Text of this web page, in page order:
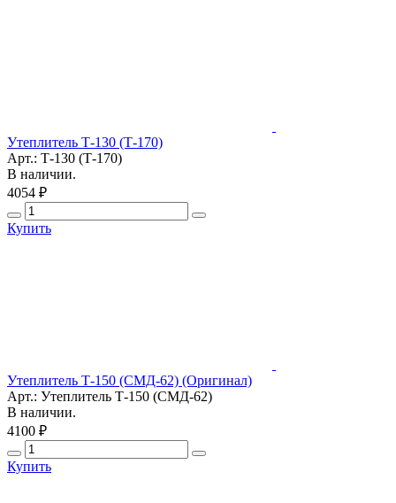
Утеплитель Т-130 (Т-170)
Арт.: Т-130 (Т-170)
В наличии.
4054 ₽
Купить
Утеплитель Т-150 (СМД-62) (Оригинал)
Арт.: Утеплитель Т-150 (СМД-62)
В наличии.
4100 ₽
Купить